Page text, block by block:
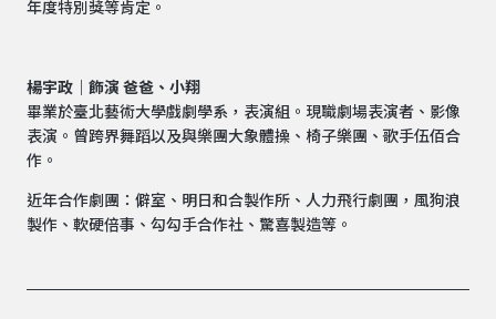
年度特別獎等肯定。
楊宇政｜飾演 爸爸、小翔
畢業於臺北藝術大學戲劇學系，表演組。現職劇場表演者、影像
表演。曾跨界舞蹈以及與樂團大象體操、椅子樂團、歌手伍佰合
作。
近年合作劇團：僻室、明日和合製作所、人力飛行劇團，風狗浪
製作、軟硬倍事、勾勾手合作社、驚喜製造等。